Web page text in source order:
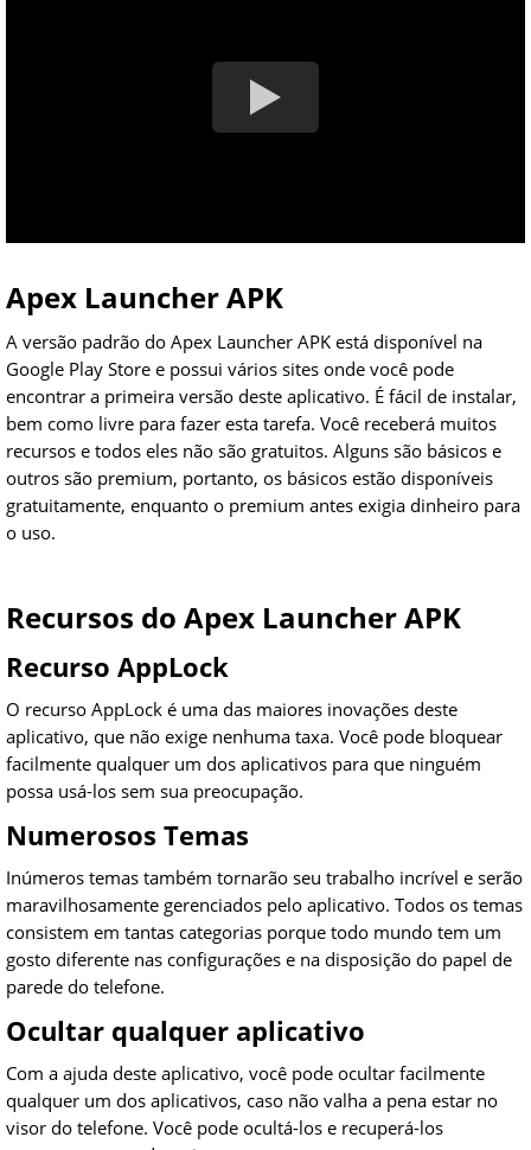
Apex Launcher APK
A versão padrão do Apex Launcher APK está disponível na
Google Play Store e possui vários sites onde você pode
encontrar a primeira versão deste aplicativo. É fácil de instalar,
bem como livre para fazer esta tarefa. Você receberá muitos
recursos e todos eles não são gratuitos. Alguns são básicos e
outros são premium, portanto, os básicos estão disponíveis
gratuitamente, enquanto o premium antes exigia dinheiro para
o uso.
Recursos do Apex Launcher APK
Recurso AppLock
O recurso AppLock é uma das maiores inovações deste
aplicativo, que não exige nenhuma taxa. Você pode bloquear
facilmente qualquer um dos aplicativos para que ninguém
possa usá-los sem sua preocupação.
Numerosos Temas
Inúmeros temas também tornarão seu trabalho incrível e serão
maravilhosamente gerenciados pelo aplicativo. Todos os temas
consistem em tantas categorias porque todo mundo tem um
gosto diferente nas configurações e na disposição do papel de
parede do telefone.
Ocultar qualquer aplicativo
Com a ajuda deste aplicativo, você pode ocultar facilmente
qualquer um dos aplicativos, caso não valha a pena estar no
visor do telefone. Você pode ocultá-los e recuperá-los